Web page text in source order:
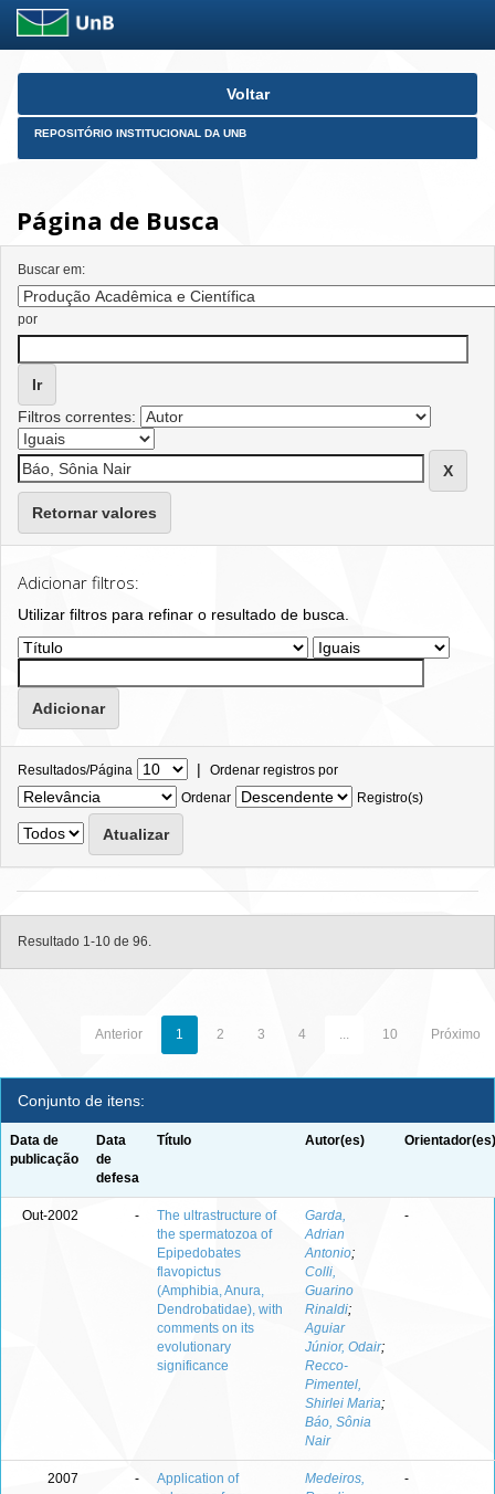
Skip
Voltar
REPOSITÓRIO INSTITUCIONAL DA UNB
Página de Busca
Buscar em:
por
Filtros correntes:
Retornar valores
Adicionar filtros:
Utilizar filtros para refinar o resultado de busca.
Resultados/Página | Ordenar registros por
Ordenar
Registro(s)
Resultado 1-10 de 96.
Anterior 1 2 3 4 ... 10 Próximo
Conjunto de itens:
Data de
publicação
Data
de
defesa
Título Autor(es) Orientador(es)
Out-2002 -
The ultrastructure of
the spermatozoa of
Epipedobates
flavopictus
(Amphibia, Anura,
Dendrobatidae), with
comments on its
evolutionary
significance
Garda,
Adrian
Antonio;
Colli,
Guarino
Rinaldi;
Aguiar
Júnior, Odair;
Recco-
Pimentel,
Shirlei Maria;
Báo, Sônia
Nair
-
2007 -
Application of
Medeiros,
-